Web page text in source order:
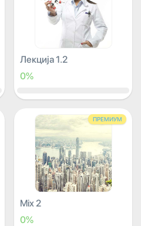
Лекција 1.2
0%
ПРЕМИУМ
Mix 2
0%